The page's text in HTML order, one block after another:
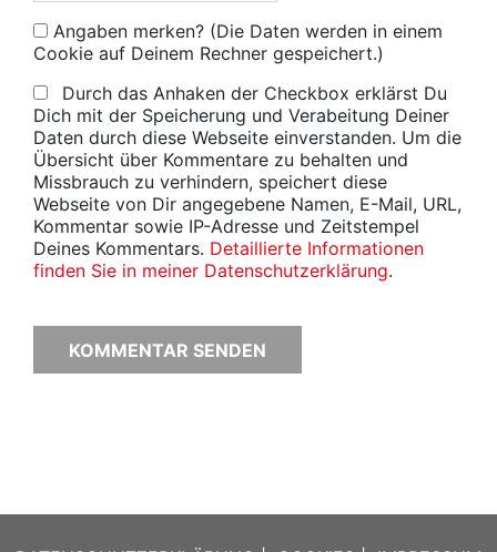
Angaben merken? (Die Daten werden in einem
Cookie auf Deinem Rechner gespeichert.)
Durch das Anhaken der Checkbox erklärst Du
Dich mit der Speicherung und Verabeitung Deiner
Daten durch diese Webseite einverstanden. Um die
Übersicht über Kommentare zu behalten und
Missbrauch zu verhindern, speichert diese
Webseite von Dir angegebene Namen, E-Mail, URL,
Kommentar sowie IP-Adresse und Zeitstempel
Deines Kommentars. Detaillierte Informationen
finden Sie in meiner Datenschutzerklärung.